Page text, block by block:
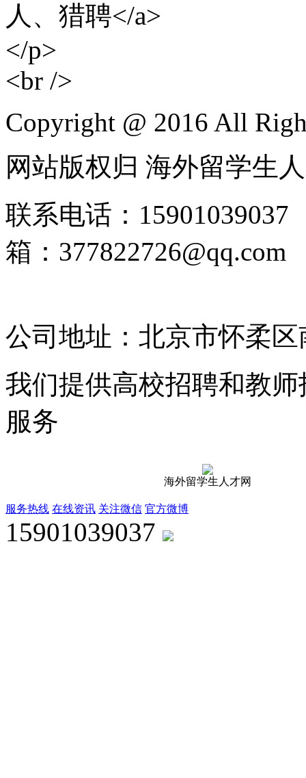
人、猎聘</a>
</p>
<br />
Copyright @ 2016 All
网站版权归 海外留学生
联系电话：
箱：
公司地址：北京市怀柔
我们提供高校招聘和教
服务
海外留学生人才网
服务热线 在线资讯 关注微信 官方微博
15901039037